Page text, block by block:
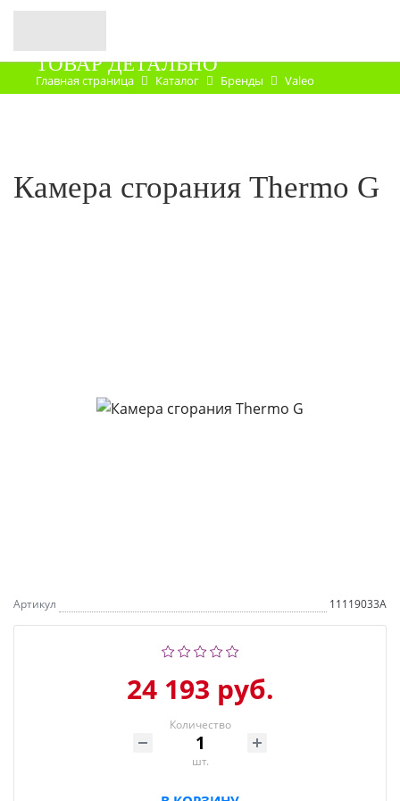
ТОВАР ДЕТАЛЬНО
Главная страница Каталог Бренды
Valeo
Запасные части
Камера сгорания Thermo G
Артикул 11119033A
24 193 руб.
Количество
шт.